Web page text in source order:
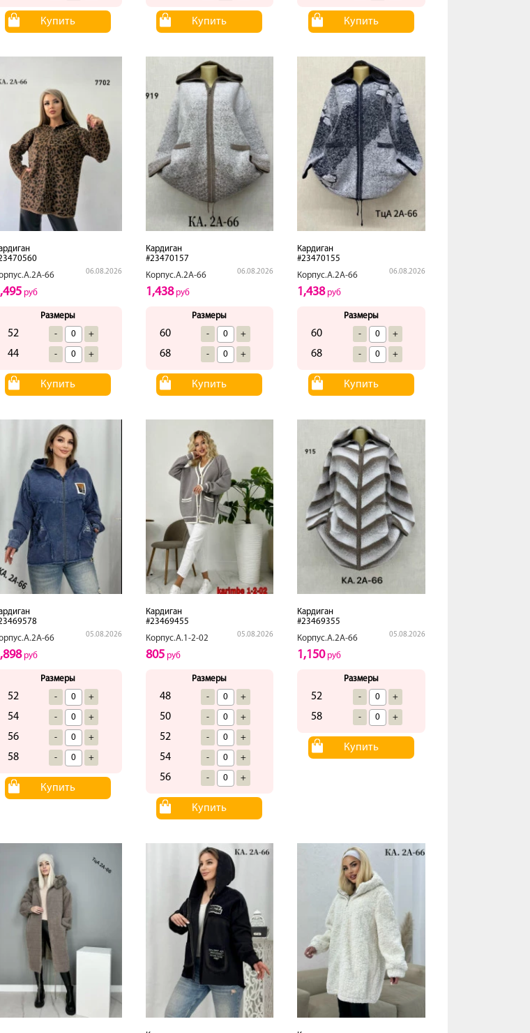
Купить Купить Купить
66
06.08.2026
руб
Размеры
52 - +
44 - +
Купить
Кардиган
#23470157
Корпус.А.2А-66
06.08.2026
1,438руб
Размеры
60 - +
68 - +
Купить
Кардиган
#23470155
Корпус.А.2А-66
06.08.2026
1,438руб
Размеры
60 - +
68 - +
Купить
66
05.08.2026
руб
Размеры
52 - +
54 - +
56 - +
58 - +
Купить
Кардиган
#23469455
Корпус.А.1-2-02
05.08.2026
805руб
Размеры
48 - +
50 - +
52 - +
54 - +
56 - +
Купить
Кардиган
#23469355
Корпус.А.2А-66
05.08.2026
1,150руб
Размеры
52 - +
58 - +
Купить